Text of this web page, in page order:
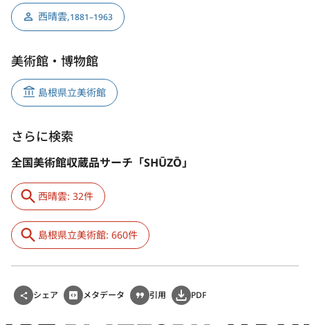
西晴雲,1881–1963
美術館・博物館
島根県立美術館
さらに検索
全国美術館収蔵品サーチ「SHŪZŌ」
西晴雲: 32件
島根県立美術館: 660件
シェア メタデータ 引用 PDF